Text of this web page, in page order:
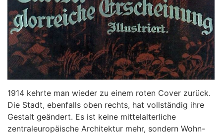
1914 kehrte man wieder zu einem roten Cover zurück.
Die Stadt, ebenfalls oben rechts, hat vollständig ihre
Gestalt geändert. Es ist keine mittelalterliche
zentraleuropäische Architektur mehr, sondern Wohn-